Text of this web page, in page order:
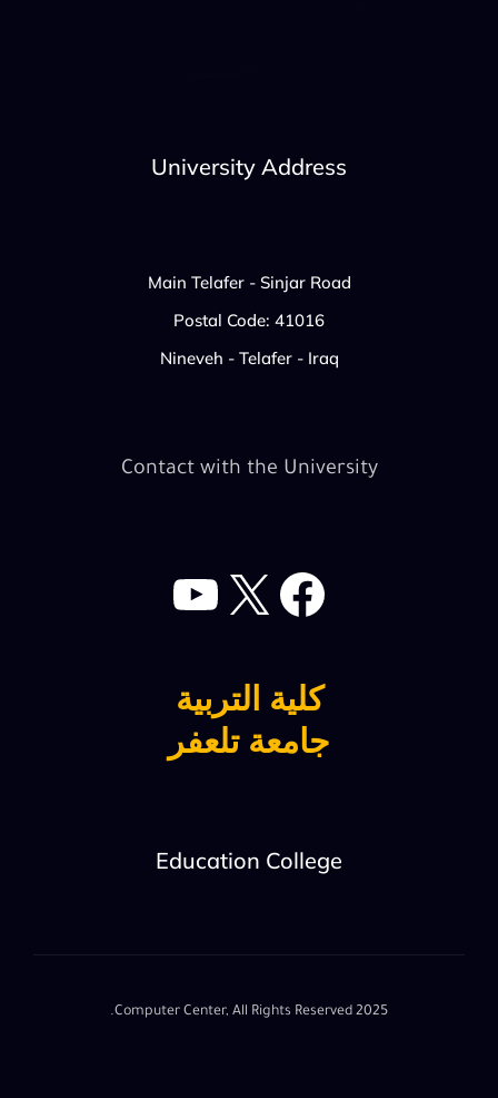
University Address
Main Telafer - Sinjar Road
Postal Code: 41016
Nineveh - Telafer - Iraq
Contact with the University
Facebook
X
كلية التربية
جامعة تلعفر
Education College
2025 Computer Center, All Rights Reserved.